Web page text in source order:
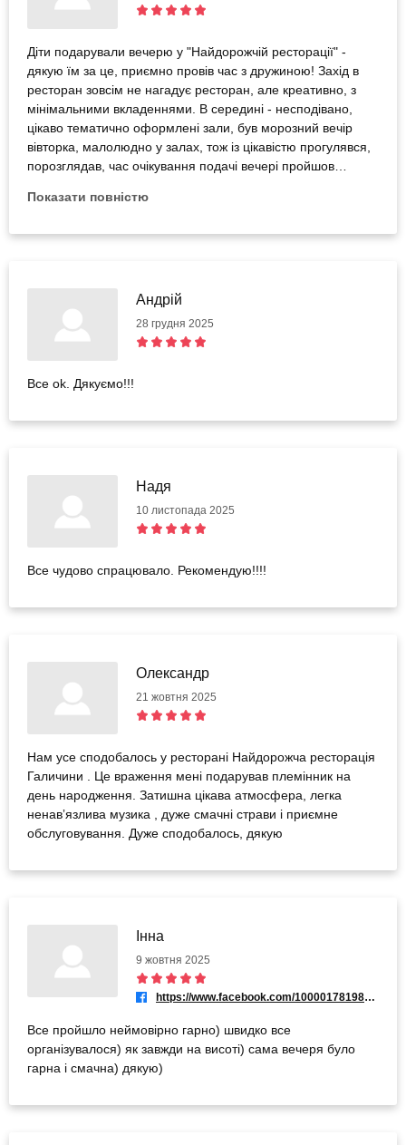
Діти подарували вечерю у "Найдорожчій ресторації" -
дякую їм за це, приємно провів час з дружиною! Захід в
ресторан зовсім не нагадує ресторан, але креативно, з
мінімальними вкладеннями. В середині - несподівано,
цікаво тематично оформлені зали, був морозний вечір
вівторка, малолюдно у залах, тож із цікавістю прогулявся,
порозглядав, час очікування подачі вечері пройшов
персонал, дякуємо! Ідея з подарунками відвідування
нових зустрічей і вражень. Рекомендую!
Показати повністю
Андрій
28 грудня 2025
Все ok. Дякуємо!!!
Надя
10 листопада 2025
Все чудово спрацювало. Рекомендую!!!!
Олександр
21 жовтня 2025
Нам усе сподобалось у ресторані Найдорожча ресторація
Галичини . Це враження мені подарував племінник на
день народження. Затишна цікава атмосфера, легка
ненавʼязлива музика , дуже смачні страви і приємне
обслуговування. Дуже сподобалось, дякую
Інна
9 жовтня 2025
https://www.facebook.com/100001781983028
Все пройшло неймовірно гарно) швидко все
організувалося) як завжди на висоті) сама вечеря було
гарна і смачна) дякую)